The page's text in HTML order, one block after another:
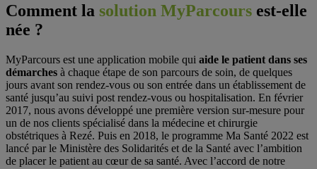
Comment la solution MyParcours est-elle
née ?
MyParcours est une application mobile qui aide le patient dans ses
démarches à chaque étape de son parcours de soin, de quelques
jours avant son rendez-vous ou son entrée dans un établissement de
santé jusqu’au suivi post rendez-vous ou hospitalisation. En février
2017, nous avons développé une première version sur-mesure pour
un de nos clients spécialisé dans la médecine et chirurgie
obstétriques à Rezé. Puis en 2018, le programme Ma Santé 2022 est
lancé par le Ministère des Solidarités et de la Santé avec l’ambition
de placer le patient au cœur de sa santé. Avec l’accord de notre